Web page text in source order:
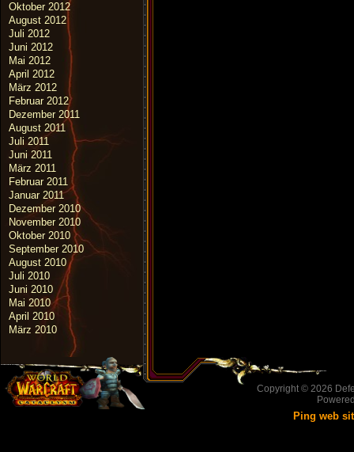
Oktober 2012
August 2012
Juli 2012
Juni 2012
Mai 2012
April 2012
März 2012
Februar 2012
Dezember 2011
August 2011
Juli 2011
Juni 2011
März 2011
Februar 2011
Januar 2011
Dezember 2010
November 2010
Oktober 2010
September 2010
August 2010
Juli 2010
Juni 2010
Mai 2010
April 2010
März 2010
Copyright © 2026
Ping web